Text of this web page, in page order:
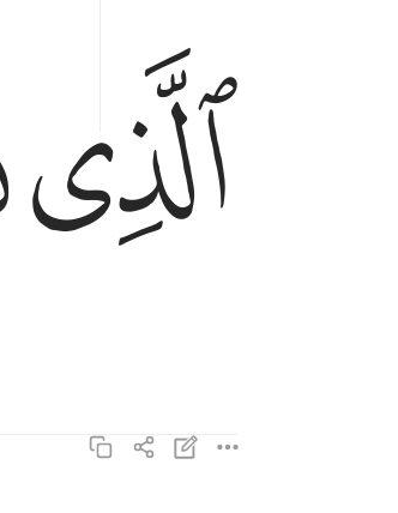
الذي كذب وتولى ١٦
ٱلَّذِى كَذَّبَ وَتَوَلَّىٰ ١٦
ﱝ